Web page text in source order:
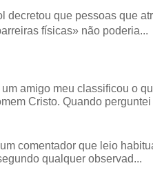
decretou que pessoas que
físicas» não poderia...
amigo meu classificou o
Cristo. Quando perguntei
comentador que leio
qualquer observad...